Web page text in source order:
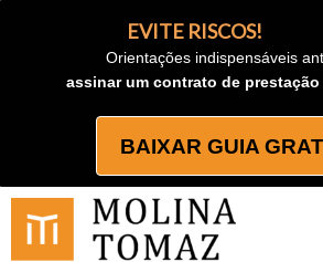
EVITE RISCOS!
Orientações indispensáveis
assinar um contrato de
BAIXAR GUIA